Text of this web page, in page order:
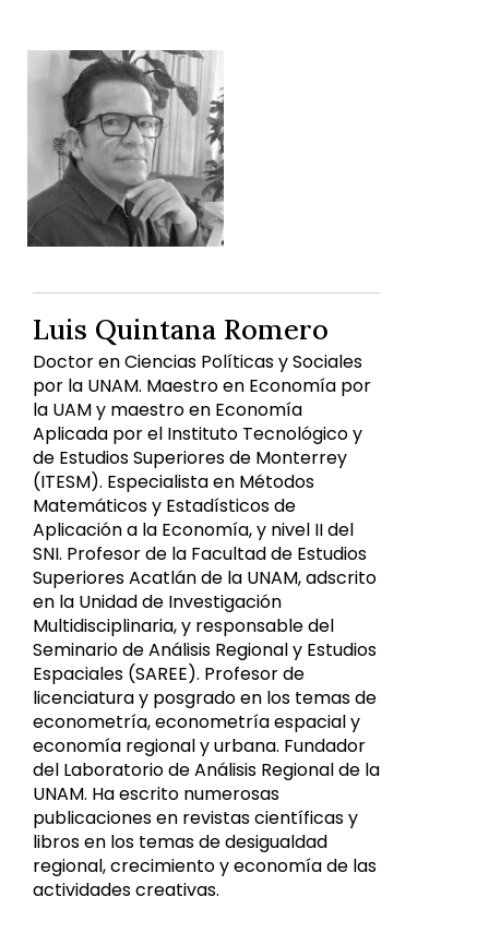
Luis Quintana Romero
Doctor en Ciencias Políticas y Sociales
por la UNAM. Maestro en Economía por
la UAM y maestro en Economía
Aplicada por el Instituto Tecnológico y
de Estudios Superiores de Monterrey
(ITESM). Especialista en Métodos
Matemáticos y Estadísticos de
Aplicación a la Economía, y nivel II del
SNI. Profesor de la Facultad de Estudios
Superiores Acatlán de la UNAM, adscrito
en la Unidad de Investigación
Multidisciplinaria, y responsable del
Seminario de Análisis Regional y Estudios
Espaciales (SAREE). Profesor de
licenciatura y posgrado en los temas de
econometría, econometría espacial y
economía regional y urbana. Fundador
del Laboratorio de Análisis Regional de la
UNAM. Ha escrito numerosas
publicaciones en revistas científicas y
libros en los temas de desigualdad
regional, crecimiento y economía de las
actividades creativas.